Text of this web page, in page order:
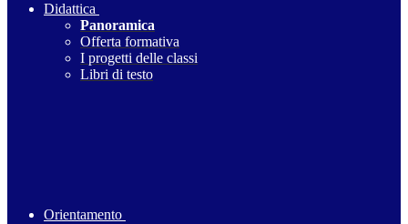
Didattica
Panoramica
Offerta formativa
I progetti delle classi
Libri di testo
Orientamento